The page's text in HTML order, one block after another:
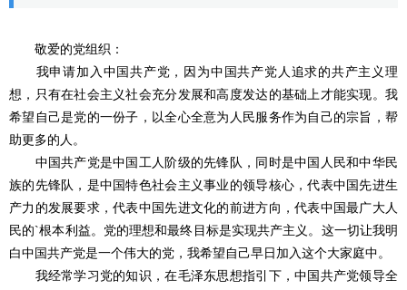
敬爱的党组织：
我申请加入中国共产党，因为中国共产党人追求的共产主义理
想，只有在社会主义社会充分发展和高度发达的基础上才能实现。我
希望自己是党的一份子，以全心全意为人民服务作为自己的宗旨，帮
助更多的人。
中国共产党是中国工人阶级的先锋队，同时是中国人民和中华民
族的先锋队，是中国特色社会主义事业的领导核心，代表中国先进生
产力的发展要求，代表中国先进文化的前进方向，代表中国最广大人
民的`根本利益。党的理想和最终目标是实现共产主义。这一切让我明
白中国共产党是一个伟大的党，我希望自己早日加入这个大家庭中。
我经常学习党的知识，在毛泽东思想指引下，中国共产党领导全